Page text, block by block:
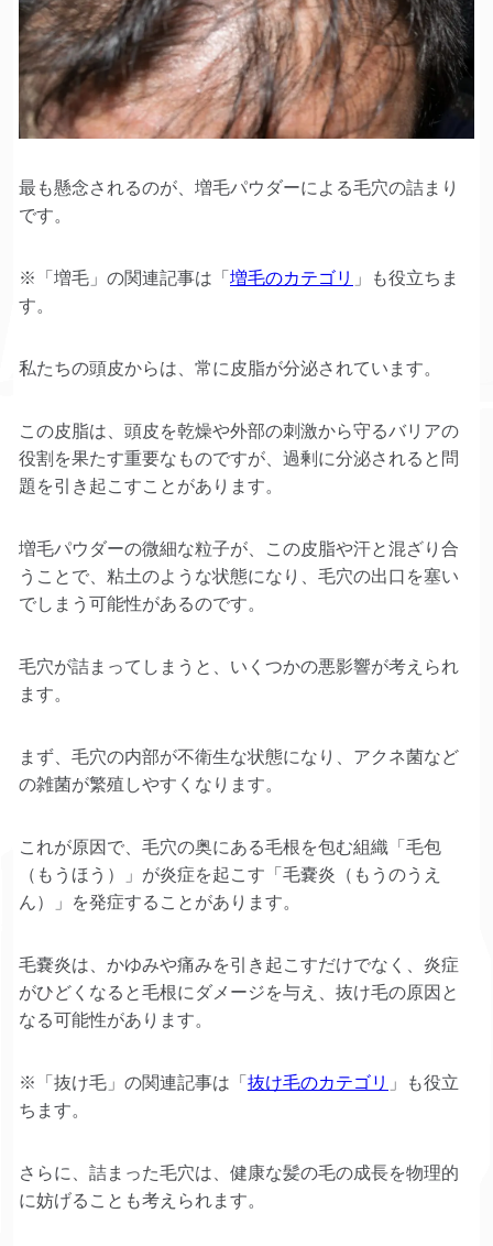
最も懸念されるのが、増毛パウダーによる毛穴の詰まり
です。
※「増毛」の関連記事は「 増毛のカテゴリ 」も役立ちま
す。
私たちの頭皮からは、常に皮脂が分泌されています。
この皮脂は、頭皮を乾燥や外部の刺激から守るバリアの
役割を果たす重要なものですが、過剰に分泌されると問
題を引き起こすことがあります。
増毛パウダーの微細な粒子が、この皮脂や汗と混ざり合
うことで、粘土のような状態になり、毛穴の出口を塞い
でしまう可能性があるのです。
毛穴が詰まってしまうと、いくつかの悪影響が考えられ
ます。
まず、毛穴の内部が不衛生な状態になり、アクネ菌など
の雑菌が繁殖しやすくなります。
これが原因で、毛穴の奥にある毛根を包む組織「毛包
（もうほう）」が炎症を起こす「毛嚢炎（もうのうえ
ん）」を発症することがあります。
毛嚢炎は、かゆみや痛みを引き起こすだけでなく、炎症
がひどくなると毛根にダメージを与え、抜け毛の原因と
なる可能性があります。
※「抜け毛」の関連記事は「 抜け毛のカテゴリ 」も役立
ちます。
さらに、詰まった毛穴は、健康な髪の毛の成長を物理的
に妨げることも考えられます。